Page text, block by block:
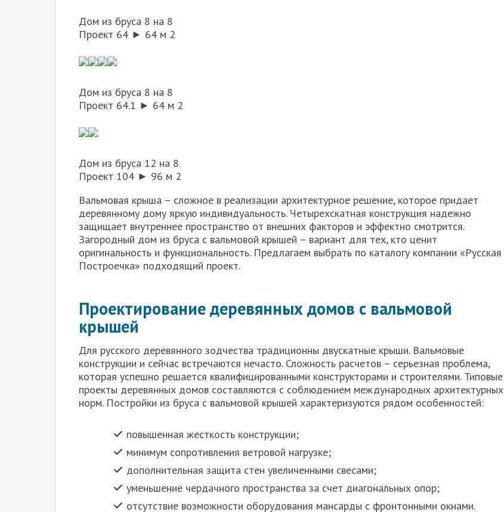
Дом из бруса 8 на 8
Проект 64 ► 64 м 2
Дом из бруса 8 на 8
Проект 64.1 ► 64 м 2
Дом из бруса 12 на 8
Проект 104 ► 96 м 2
Вальмовая крыша – сложное в реализации архитектурное решение, которое придает
деревянному дому яркую индивидуальность. Четырехскатная конструкция надежно
защищает внутреннее пространство от внешних факторов и эффектно смотрится.
Загородный дом из бруса с вальмовой крышей – вариант для тех, кто ценит
оригинальность и функциональность. Предлагаем выбрать по каталогу компании «Русская
Построечка» подходящий проект.
Проектирование деревянных домов с вальмовой
крышей
Для русского деревянного зодчества традиционны двускатные крыши. Вальмовые
конструкции и сейчас встречаются нечасто. Сложность расчетов – серьезная проблема,
которая успешно решается квалифицированными конструкторами и строителями. Типовые
проекты деревянных домов составляются с соблюдением международных архитектурных
норм. Постройки из бруса с вальмовой крышей характеризуются рядом особенностей:
повышенная жесткость конструкции;
минимум сопротивления ветровой нагрузке;
дополнительная защита стен увеличенными свесами;
уменьшение чердачного пространства за счет диагональных опор;
отсутствие возможности оборудования мансарды с фронтонными окнами.